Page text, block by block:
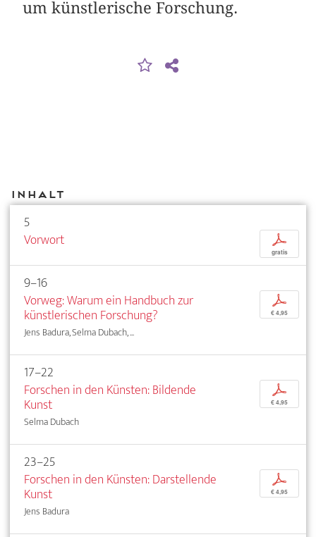
um künstlerische Forschung.
Inhalt
5
Vorwort
p
gratis
9–16
Vorweg: Warum ein Handbuch zur
künstlerischen Forschung?
Jens Badura, Selma Dubach, ...
p
€ 4,95
17–22
Forschen in den Künsten: Bildende
Kunst
Selma Dubach
p
€ 4,95
23–25
Forschen in den Künsten: Darstellende
Kunst
Jens Badura
p
€ 4,95